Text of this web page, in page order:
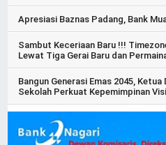
Apresiasi Baznas Padang, Bank
Sambut Keceriaan Baru !!!
Lewat Tiga Gerai Baru dan
Bangun Generasi Emas 2045,
Sekolah Perkuat Kepemimpinan